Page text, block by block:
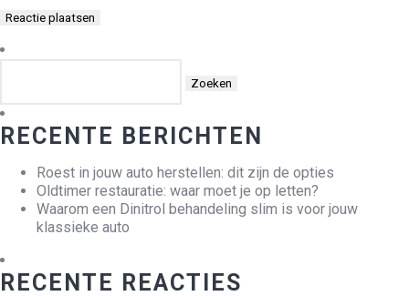
RECENTE BERICHTEN
Roest in jouw auto herstellen: dit zijn de opties
Oldtimer restauratie: waar moet je op letten?
Waarom een Dinitrol behandeling slim is voor jouw
klassieke auto
RECENTE REACTIES